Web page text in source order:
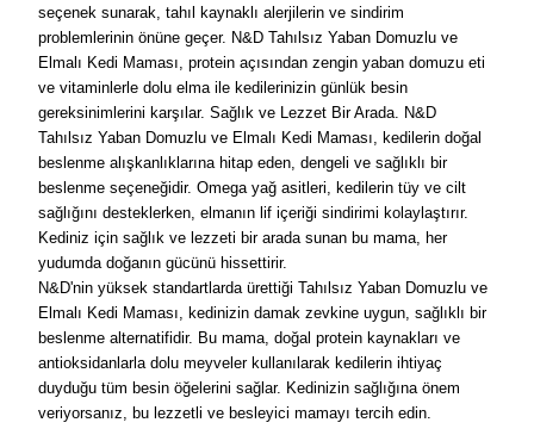
seçenek sunarak, tahıl kaynaklı alerjilerin ve sindirim
problemlerinin önüne geçer. N&D Tahılsız Yaban Domuzlu ve
Elmalı Kedi Maması, protein açısından zengin yaban domuzu eti
ve vitaminlerle dolu elma ile kedilerinizin günlük besin
gereksinimlerini karşılar. Sağlık ve Lezzet Bir Arada. N&D
Tahılsız Yaban Domuzlu ve Elmalı Kedi Maması, kedilerin doğal
beslenme alışkanlıklarına hitap eden, dengeli ve sağlıklı bir
beslenme seçeneğidir. Omega yağ asitleri, kedilerin tüy ve cilt
sağlığını desteklerken, elmanın lif içeriği sindirimi kolaylaştırır.
Kediniz için sağlık ve lezzeti bir arada sunan bu mama, her
yudumda doğanın gücünü hissettirir.
N&D'nin yüksek standartlarda ürettiği Tahılsız Yaban Domuzlu ve
Elmalı Kedi Maması, kedinizin damak zevkine uygun, sağlıklı bir
beslenme alternatifidir. Bu mama, doğal protein kaynakları ve
antioksidanlarla dolu meyveler kullanılarak kedilerin ihtiyaç
duyduğu tüm besin öğelerini sağlar. Kedinizin sağlığına önem
veriyorsanız, bu lezzetli ve besleyici mamayı tercih edin.